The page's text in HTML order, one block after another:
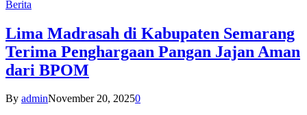
Berita
Lima Madrasah di Kabupaten Semarang
Terima Penghargaan Pangan Jajan Aman
dari BPOM
By adminNovember 20, 20250